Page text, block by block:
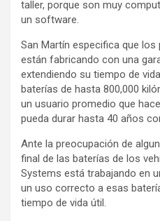
taller, porque son muy
un software.
San Martín especifica que
están fabricando con una
extendiendo su tiempo de
baterías de hasta 800,000
un usuario promedio que
pueda durar hasta 40 años
Ante la preocupación de
final de las baterías de los
Systems está trabajando en
un uso correcto a esas
tiempo de vida útil.